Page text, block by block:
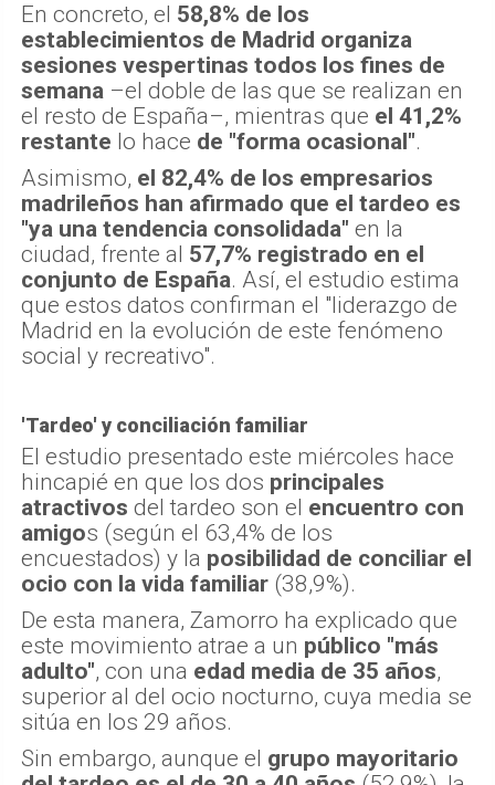
En concreto, el 58,8% de los
establecimientos de Madrid organiza
sesiones vespertinas todos los fines de
semana –el doble de las que se realizan en
el resto de España–, mientras que el 41,2%
restante lo hace de "forma ocasional".
Asimismo, el 82,4% de los empresarios
madrileños han afirmado que el tardeo es
"ya una tendencia consolidada" en la
ciudad, frente al 57,7% registrado en el
conjunto de España. Así, el estudio estima
que estos datos confirman el "liderazgo de
Madrid en la evolución de este fenómeno
social y recreativo".
'Tardeo' y conciliación familiar
El estudio presentado este miércoles hace
hincapié en que los dos principales
atractivos del tardeo son el encuentro con
amigos (según el 63,4% de los
encuestados) y la posibilidad de conciliar el
ocio con la vida familiar (38,9%).
De esta manera, Zamorro ha explicado que
este movimiento atrae a un público "más
adulto", con una edad media de 35 años,
superior al del ocio nocturno, cuya media se
sitúa en los 29 años.
Sin embargo, aunque el grupo mayoritario